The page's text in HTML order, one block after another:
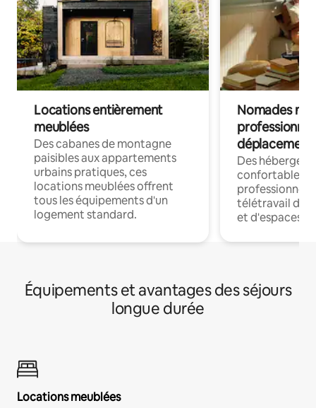
Locations entièrement
meublées
Des cabanes de montagne
paisibles aux appartements
urbains pratiques, ces
locations meublées offrent
tous les équipements d'un
logement standard.
Nomades
déplacement
Des
confortables
professionnels
télétravail
et d'espaces
Équipements et avantages des séjours
longue durée
Locations meublées